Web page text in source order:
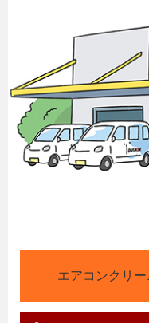
エアコンクリ